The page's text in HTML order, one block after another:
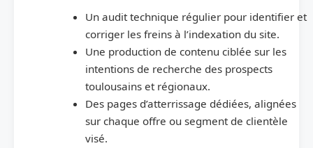
Un audit technique régulier pour identifier et
corriger les freins à l’indexation du site.
Une production de contenu ciblée sur les
intentions de recherche des prospects
toulousains et régionaux.
Des pages d’atterrissage dédiées, alignées
sur chaque offre ou segment de clientèle
visé.